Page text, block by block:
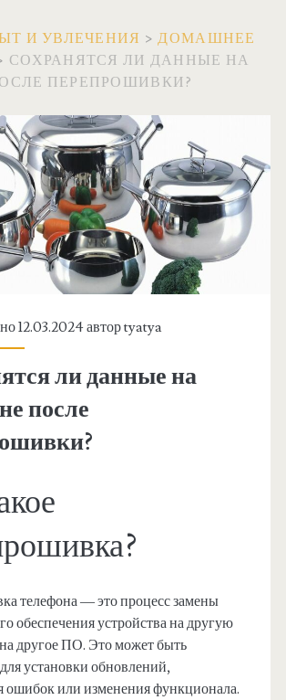
И УВЛЕЧЕНИЯ >ДОМАШНЕЕ
СОХРАНЯТСЯ ЛИ ДАННЫЕ НА
ПЕРЕПРОШИВКИ?
12.03.2024 авторtyatya
ли данные на
после
телефона — это процесс замены
обеспечения устройства на другую
другое ПО. Это может быть
установки обновлений,
ошибок или изменения функционала.